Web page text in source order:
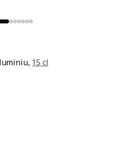
15 cl
buc.
4.7 din 5 stele Total